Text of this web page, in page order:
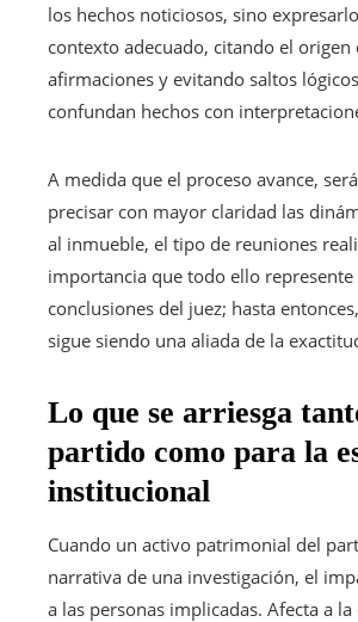
los hechos noticiosos, sino
contexto adecuado, citando el origen
afirmaciones y evitando saltos
confundan hechos con
A medida que el proceso avance,
precisar con mayor claridad las
al inmueble, el tipo de reuniones
importancia que todo ello represente
conclusiones del juez; hasta
sigue siendo una aliada de la
Lo que se arriesga
partido como para la
institucional
Cuando un activo patrimonial del
narrativa de una investigación, el
a las personas implicadas. Afecta a